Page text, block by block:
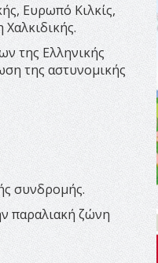
Ευρωπό Κιλκίς,
της Ελληνικής
της αστυνομικής
συνδρομής.
παραλιακή ζώνη